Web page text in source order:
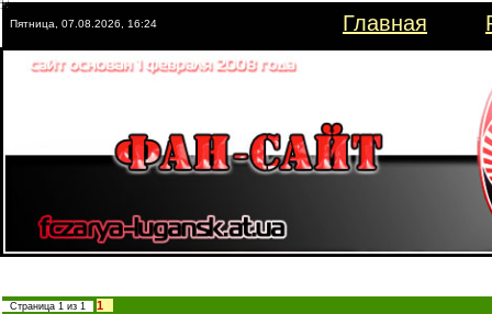
Пятница, 07.08.2026, 16:24 Главная
Страница 1 из 1 1